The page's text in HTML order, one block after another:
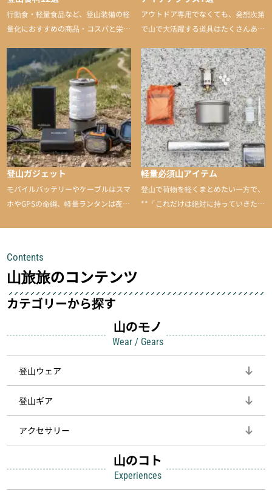
行動食・軽量食品など、登山装備の軽
量化におすすめの商品・コスパと栄養
アウトドア専用でなくても、発想次第
で山で大活躍する道具はたくさんあり
山に持ち込むと快適性や安心感をグッ
と引き上げてくれる――そんな意外性
のあるアイテムを紹介
登山ガジェット
モバイルバッテリーやケーブルはスマ
ホやGPSの命綱、軽量ランタンは夜間
して安全にしてくれます
軽量必須山アイテム
登山で荷物を軽くまとめたい一方で、
**「これだけは絶対に持っていきた
Contents
山旅旅のコンテンツ
カテゴリーから探す
山のモノ
Wear / Gears
登山ウェア
登山ギア
アクセサリー
山のコト
Experiences